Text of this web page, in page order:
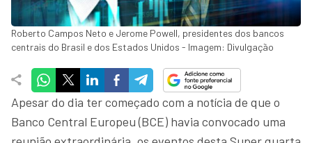
Roberto Campos Neto e Jerome Powell, presidentes dos bancos
centrais do Brasil e dos Estados Unidos - Imagem: Divulgação
Apesar do dia ter começado com a notícia de que o
Banco Central Europeu (BCE) havia convocado uma